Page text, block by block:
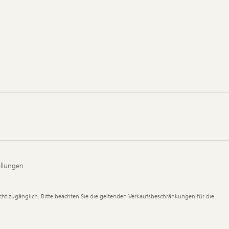
zugänglich. Bitte beachten Sie die geltenden Verkaufsbeschränkungen für die